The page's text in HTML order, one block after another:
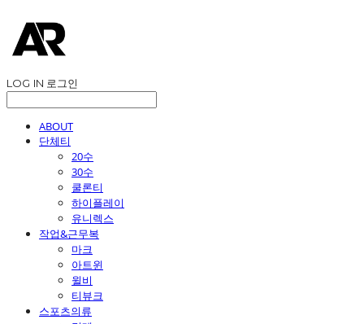
LOG IN 로그인
ABOUT
단체티
20수
30수
쿨론티
하이플레이
유니렉스
작업&근무복
마크
아트윈
윌비
티뷰크
스포츠의류